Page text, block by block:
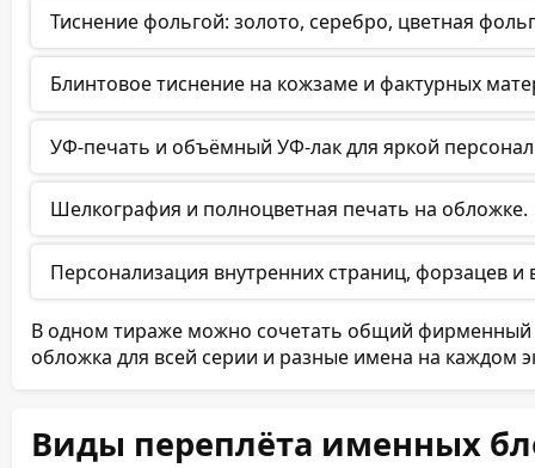
176 (88 листов)
180 (90 листов)
182 (91 лист)
184 (92 листа)
186 (93 листа)
188 (94 листа)
192 (96 листов)
Тиснение фольгой: золото, серебро, цветная
Блинтовое тиснение на кожзаме и фактурных
УФ-печать и объёмный УФ-лак для яркой
Шелкография и полноцветная печать на обложке.
Персонализация внутренних страниц, форзацев и
В одном тираже можно сочетать общий фирменный
обложка для всей серии и разные имена на каждом
Виды переплёта именных